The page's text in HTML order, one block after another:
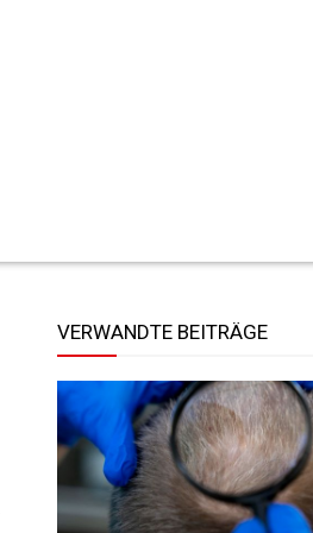
VERWANDTE BEITRÄGE